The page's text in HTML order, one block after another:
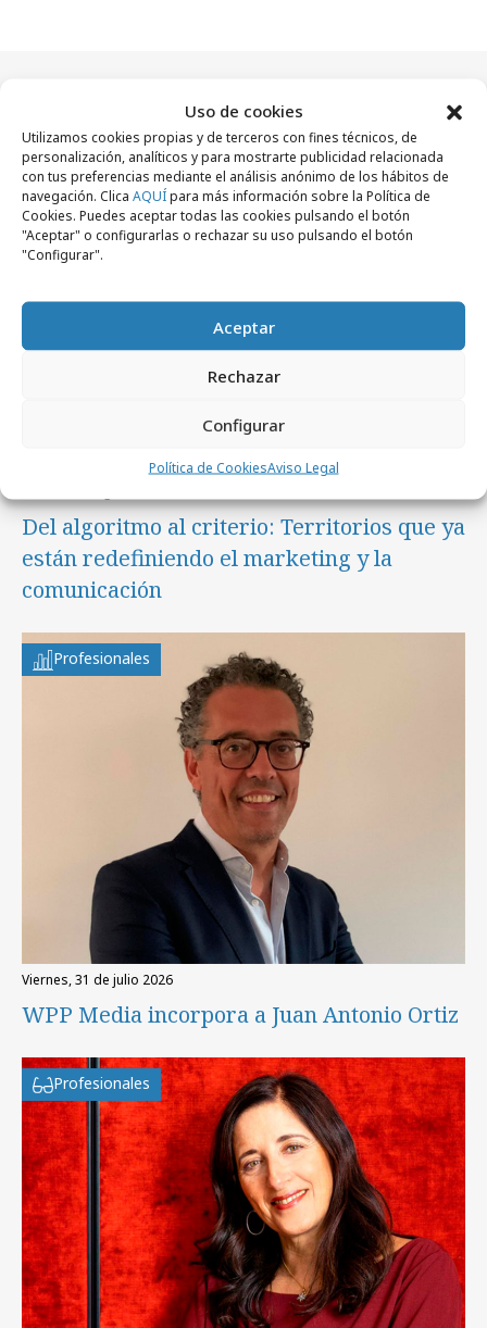
Uso de cookies
Utilizamos cookies propias y de terceros con fines técnicos, de
personalización, analíticos y para mostrarte publicidad relacionada
con tus preferencias mediante el análisis anónimo de los hábitos de
navegación. Clica AQUÍpara más información sobre la Política de
Cookies. Puedes aceptar todas las cookies pulsando el botón
"Aceptar" o configurarlas o rechazar su uso pulsando el botón
"Configurar".
Aceptar
Rechazar
Configurar
Política de CookiesAviso Legal
Artículos recientes
Empresas y Negocios
Del algoritmo al criterio: Territorios que ya
están redefiniendo el marketing y la
comunicación
Profesionales
viernes, 31 de julio 2026
WPP Media incorpora a Juan Antonio Ortiz
Profesionales